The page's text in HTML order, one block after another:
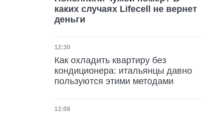
каких случаях Lifecell не вернет
деньги
Дата публикации
12:30
Как охладить квартиру без
кондиционера: итальянцы давно
пользуются этими методами
Дата публикации
12:08